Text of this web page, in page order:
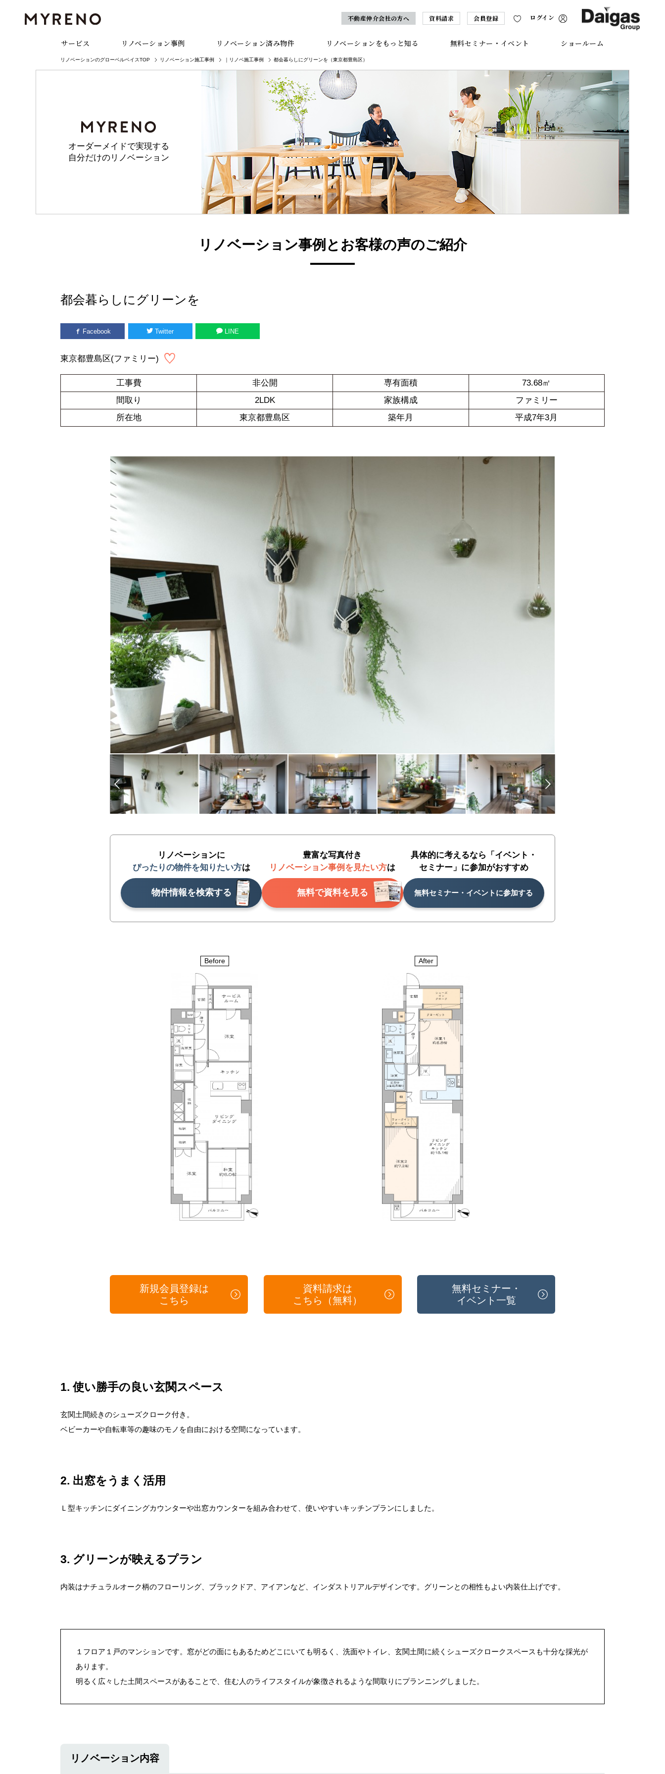
不動産仲介会社の方へ 資料請求 会員登録 ログイン
サービス リノベーション事例 リノベーション済み物件 リノベーションをもっと知る 無料セミナー・イベント ショールーム
リノベーションのグローベルベイスTOP リノベーション施工事例 ｜リノベ施工事例 都会暮らしにグリーンを（東京都豊島区）
オーダーメイドで実現する
自分だけのリノベーション
リノベーション事例とお客様の声のご紹介
都会暮らしにグリーンを
Facebook Twitter LINE
東京都豊島区(ファミリー)
工事費
非公開
間取り
2LDK
所在地
東京都豊島区
専有面積
73.68㎡
家族構成
ファミリー
築年月
平成7年3月
リノベーションに
ぴったりの物件を知りたい方は
物件情報を検索する
豊富な写真付き
リノベーション事例を見たい方は
無料で資料を見る
具体的に考えるなら「イベント・
セミナー」に参加がおすすめ
無料セミナー・イベントに参加する
Before After
新規会員登録は
こちら
資料請求は
こちら（無料）
無料セミナー・
イベント一覧
1 使い勝手の良い玄関スペース
玄関土間続きのシューズクローク付き。
ベビーカーや自転車等の趣味のモノを自由における空間になっています。
2 出窓をうまく活用
Ｌ型キッチンにダイニングカウンターや出窓カウンターを組み合わせて、使いやすいキッチンプランにしました。
3 グリーンが映えるプラン
内装はナチュラルオーク柄のフローリング、ブラックドア、アイアンなど、インダストリアルデザインです。グリーンとの相性もよい内装仕上げです。
１フロア１戸のマンションです。窓がどの面にもあるためどこにいても明るく、洗面やトイレ、玄関土間に続くシューズクロークスペースも十分な採光が
あります。
明るく広々した土間スペースがあることで、住む人のライフスタイルが象徴されるような間取りにプランニングしました。
リノベーション内容